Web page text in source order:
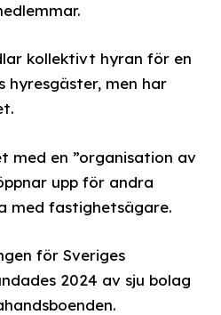
kollektivt hyran för en
hyresgäster, men har
med en ”organisation av
upp för andra
med fastighetsägare.
för Sveriges
2024 av sju bolag